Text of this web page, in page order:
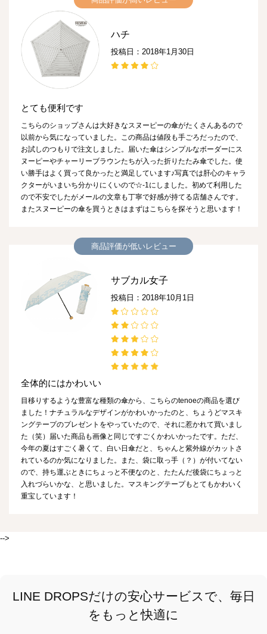
ハチ
投稿日：2018年1月30日
とても便利です
こちらのショップさんは大好きなスヌーピーの傘がたくさんあるので
以前から気になっていました。この商品は値段も手ごろだったので、
お試しのつもりで注文しました。届いた傘はシンプルなボーダーにス
ヌーピーやチャーリーブラウンたちが入った折りたたみ傘でした。使
い勝手はよく買って良かったと満足しています♪写真では肝心のキャラ
クターがいまいち分かりにくいので☆-1にしました。初めて利用した
ので不安でしたがメールの文章も丁寧で好感が持てる店舗さんです。
またスヌーピーの傘を買うときはまずはこちらを探そうと思います！
商品評価が低いレビュー
サブカル女子
投稿日：2018年10月1日
全体的にはかわいい
目移りするような豊富な種類の傘から、こちらのtenoeの商品を選び
ました！ナチュラルなデザインがかわいかったのと、ちょうどマスキ
ングテープのプレゼントをやっていたので、それに惹かれて買いまし
た（笑）届いた商品も画像と同じですごくかわいかったです。ただ、
今年の夏はすごく暑くて、白い日傘だと、ちゃんと紫外線がカットさ
れているのか気になりました。また、袋に取っ手（？）が付いてない
ので、持ち運ぶときにちょっと不便なのと、たたんだ後袋にちょっと
入れづらいかな、と思いました。マスキングテープもとてもかわいく
重宝しています！
-->
LINE DROPSだけの安心サービスで、毎日
をもっと快適に